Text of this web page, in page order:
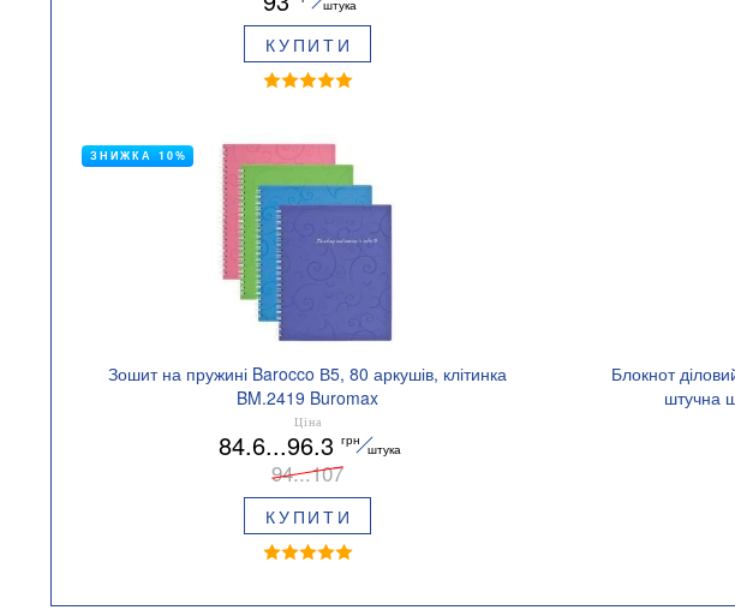
штука
КУПИТИ
Зошит на пружині Barocco В5, 80 аркушів, клітинка
BM.2419 Buromax
Ціна
84.6...96.3 грн
штука
94...107
КУПИТИ
ЗНИЖКА 10%
Блокнот
штучна